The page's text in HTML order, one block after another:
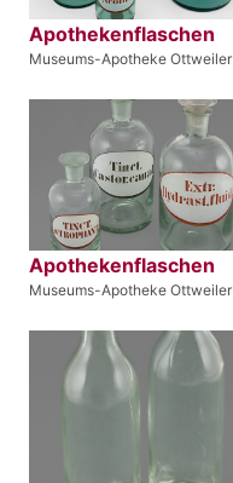
Apothekenflaschen
Museums-Apotheke Ottweiler
Apothekenflaschen
Museums-Apotheke Ottweiler